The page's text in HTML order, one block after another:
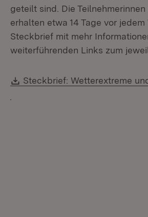
geteilt sind. Die
erhalten etwa 14 Tage vor
Steckbrief mit mehr
weiterführenden Links zum
Download:
Steckbrief: Wetterextreme